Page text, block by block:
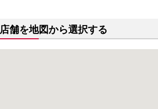
店舗を地図から選択する